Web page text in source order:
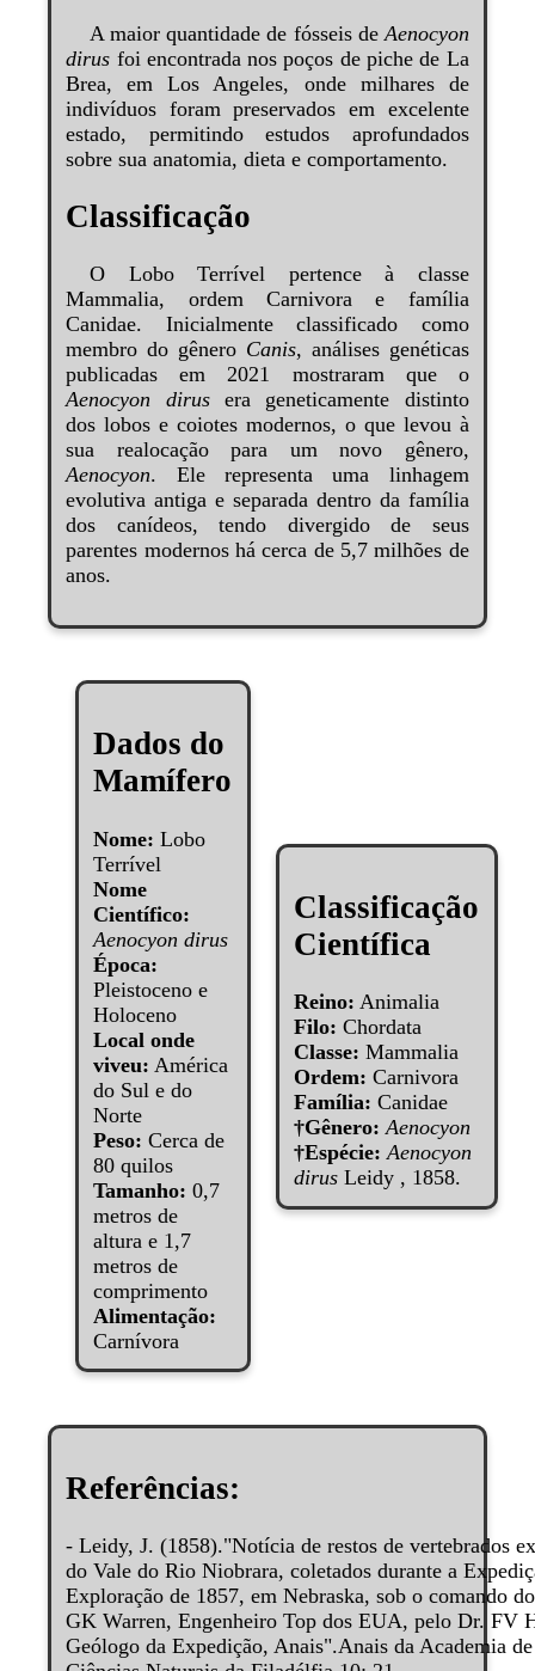
A maior quantidade de fósseis de Aenocyon
dirus foi encontrada nos poços de piche de La
Brea, em Los Angeles, onde milhares de
indivíduos foram preservados em excelente
estado, permitindo estudos aprofundados
sobre sua anatomia, dieta e comportamento.
Classificação
O Lobo Terrível pertence à classe
Mammalia, ordem Carnivora e família
Canidae. Inicialmente classificado como
membro do gênero Canis, análises genéticas
publicadas em 2021 mostraram que o
Aenocyon dirusera geneticamente distinto
dos lobos e coiotes modernos, o que levou à
sua realocação para um novo gênero,
Aenocyon. Ele representa uma linhagem
evolutiva antiga e separada dentro da família
dos canídeos, tendo divergido de seus
parentes modernos há cerca de 5,7 milhões de
anos.
Dados do
Mamífero
Nome: Lobo
Terrível
Nome
Científico:
Aenocyon dirus
Época:
Pleistoceno e
Holoceno
Local onde
viveu: América
do Sul e do
Norte
Peso: Cerca de
80 quilos
Tamanho: 0,7
metros de
altura e 1,7
metros de
comprimento
Alimentação:
Carnívora
Classificação
Científica
Reino: Animalia
Filo: Chordata
Classe: Mammalia
Ordem: Carnivora
Família: Canidae
†Gênero: Aenocyon
†Espécie: Aenocyon
dirus Leidy , 1858.
Referências:
- Leidy, J. (1858)."Notícia de restos de vertebrados
do Vale do Rio Niobrara, coletados durante a
Exploração de 1857, em Nebraska, sob o comando
GK Warren, Engenheiro Top dos EUA, pelo Dr. FV
Geólogo da Expedição, Anais".Anais da Academia de